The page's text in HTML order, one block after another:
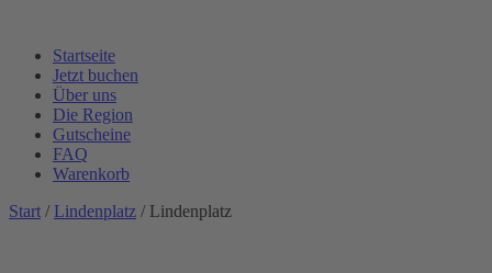
Startseite
Jetzt buchen
Über uns
Die Region
Gutscheine
FAQ
Warenkorb
Start / Lindenplatz / Lindenplatz